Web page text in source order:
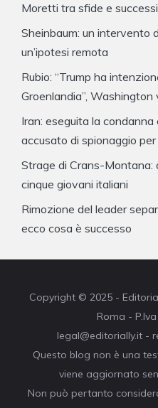
Moretti tra sfide e
Sheinbaum: un intervento
un’ipotesi remota
Rubio: “Trump ha
Groenlandia”, Washington
Iran: eseguita la
accusato di spionaggio
Strage di Crans-Montana:
cinque giovani italiani
Rimozione del leader
ecco cosa è successo
Copyright © 2025 -
Roma -
legal@editorially.it -
Questo blog non è una
viene aggiornato
Non può pertanto